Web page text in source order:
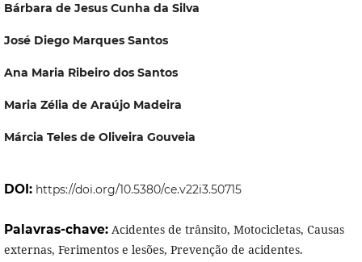
Bárbara de Jesus Cunha da Silva
José Diego Marques Santos
Ana Maria Ribeiro dos Santos
Maria Zélia de Araújo Madeira
Márcia Teles de Oliveira Gouveia
DOI: https://doi.org/10.5380/ce.v22i3.50715
Palavras-chave: Acidentes de trânsito, Motocicletas, Causas
externas, Ferimentos e lesões, Prevenção de acidentes.